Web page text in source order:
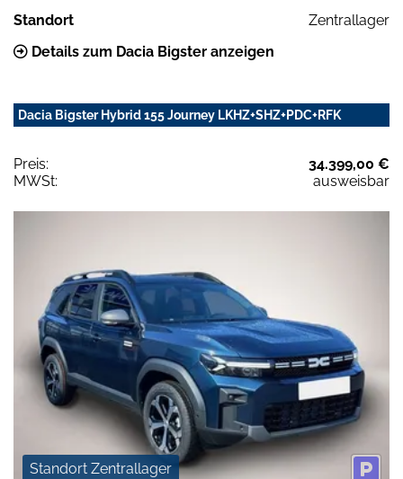
Standort
Zentrallager
Details zum Dacia Bigster anzeigen
Dacia Bigster Hybrid 155 Journey LKHZ+SHZ+PDC+RFK
Preis:
34.399,00 €
MWSt:
ausweisbar
Standort Zentrallager